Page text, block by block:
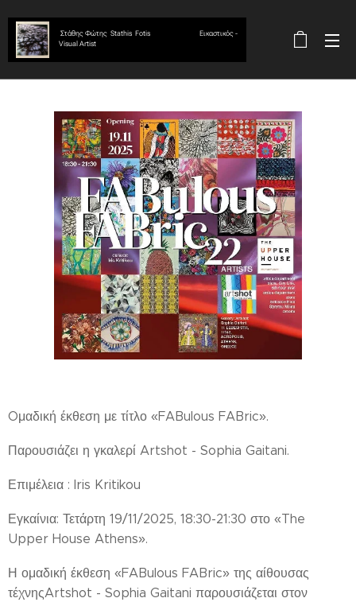
Στάθης Φώτης Stathis Fotis Εικαστικός -
Visual Artist
Oμαδική έκθεση με τίτλο «FABulous FABric».
Παρουσιάζει η γκαλερί Artshot - Sophia Gaitani.
Επιμέλεια : Iris Kritikou
Εγκαίνια: Τετάρτη 19/11/2025, 18:30-21:30 στο «The
Upper House Athens».
Η ομαδική έκθεση «FABulous FABric» της αίθουσας
τέχνηςArtshot - Sophia Gaitani παρουσιάζεται στον